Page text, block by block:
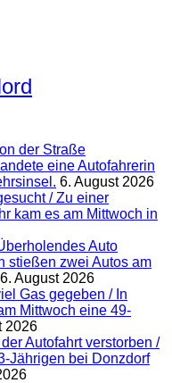
der Straße
eine Autofahrerin
6. August 2026
/ Zu einer
kam es am Mittwoch in
Auto
stießen zwei Autos am
6. August 2026
Gas gegeben / In
Mittwoch eine 49-
2026
Autofahrt verstorben /
Jährigen bei Donzdorf